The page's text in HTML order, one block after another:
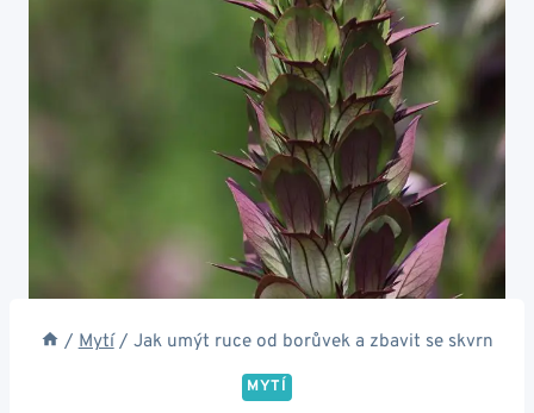
/ Mytí / Jak umýt ruce od borůvek a zbavit se skvrn
MYTÍ